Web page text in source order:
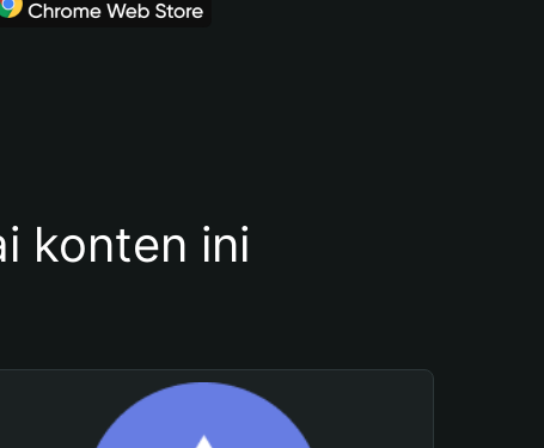
konten ini